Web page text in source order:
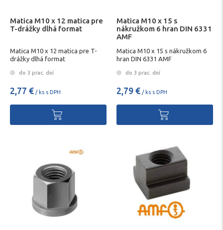
Matica M10 x 12 matica pre
T-drážky dlhá format
Matica M10 x 12 matica pre T-
drážky dlhá format
do 3 prac. dní
2,77 € / ks s DPH
Matica M10 x 15 s
nákružkom 6 hran DIN 6331
AMF
Matica M10 x 15 s nákružkom 6
hran DIN 6331 AMF
do 3 prac. dní
2,79 € / ks s DPH